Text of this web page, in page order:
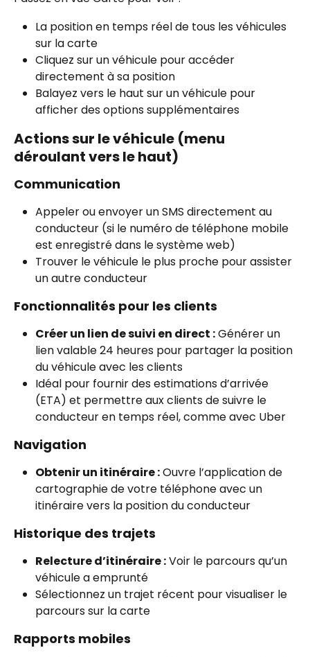
La position en temps réel de tous les véhicules
sur la carte
Cliquez sur un véhicule pour accéder
directement à sa position
Balayez vers le haut sur un véhicule pour
afficher des options supplémentaires
Actions sur le véhicule (menu
déroulant vers le haut)
Communication
Appeler ou envoyer un SMS directement au
conducteur (si le numéro de téléphone mobile
est enregistré dans le système web)
Trouver le véhicule le plus proche pour assister
un autre conducteur
Fonctionnalités pour les clients
Créer un lien de suivi en direct : Générer un
lien valable 24 heures pour partager la position
du véhicule avec les clients
Idéal pour fournir des estimations d’arrivée
(ETA) et permettre aux clients de suivre le
conducteur en temps réel, comme avec Uber
Navigation
Obtenir un itinéraire : Ouvre l’application de
cartographie de votre téléphone avec un
itinéraire vers la position du conducteur
Historique des trajets
Relecture d’itinéraire : Voir le parcours qu’un
véhicule a emprunté
Sélectionnez un trajet récent pour visualiser le
parcours sur la carte
Rapports mobiles